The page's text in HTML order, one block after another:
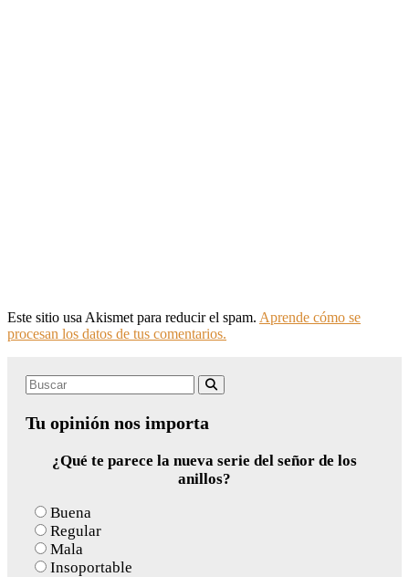
Este sitio usa Akismet para reducir el spam. Aprende cómo se
procesan los datos de tus comentarios.
Search
Tu opinión nos importa
¿Qué te parece la nueva serie del señor de los
anillos?
Buena
Regular
Mala
Insoportable